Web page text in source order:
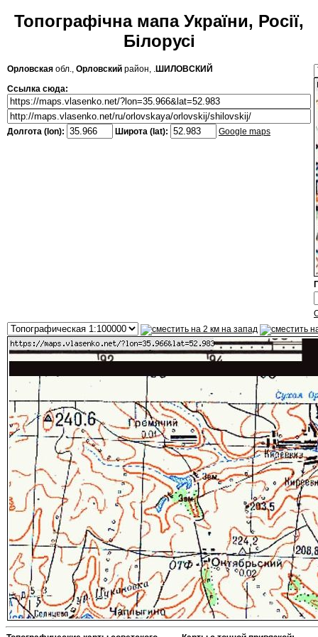
Топографічна мапа України, Росії,
Білорусі
Орловская обл., Орловский район, .ШИЛОВСКИЙ
Ссылка сюда:
Долгота (lon): Широта (lat): Google maps